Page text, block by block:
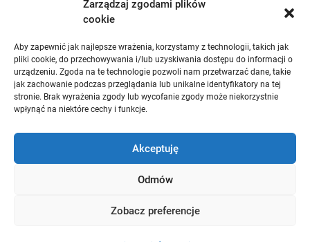
Zarządzaj zgodami plików
cookie
Aby zapewnić jak najlepsze wrażenia, korzystamy z technologii, takich jak
pliki cookie, do przechowywania i/lub uzyskiwania dostępu do informacji o
urządzeniu. Zgoda na te technologie pozwoli nam przetwarzać dane, takie
jak zachowanie podczas przeglądania lub unikalne identyfikatory na tej
stronie. Brak wyrażenia zgody lub wycofanie zgody może niekorzystnie
wpłynąć na niektóre cechy i funkcje.
Akceptuję
Odmów
Zobacz preferencje
O nas